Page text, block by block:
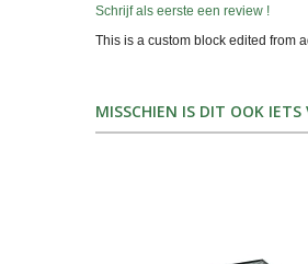
Schrijf als eerste een review !
This is a custom block edited from
MISSCHIEN IS DIT OOK IETS